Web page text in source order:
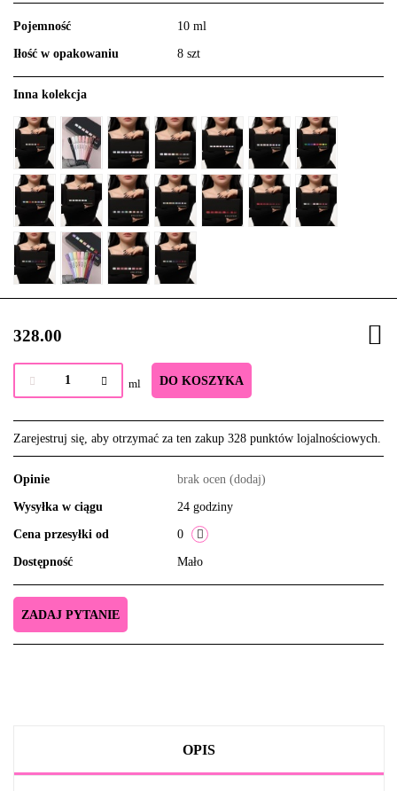
Pojemność 10 ml
Iłość w opakowaniu 8 szt
Inna kolekcja
328.00
ml DO KOSZYKA
Zarejestruj się, aby otrzymać za ten zakup 328 punktów lojalnościowych.
Opinie brak ocen (dodaj)
Wysyłka w ciągu 24 godziny
Cena przesyłki od 0
Dostępność Mało
ZADAJ PYTANIE
OPIS